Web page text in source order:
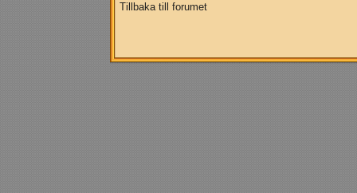
Tillbaka till forumet